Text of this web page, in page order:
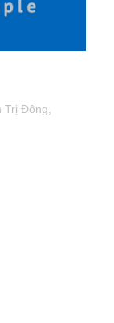
Trị Đông,